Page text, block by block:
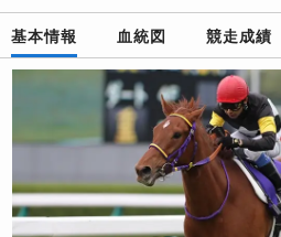
基本情報 血統図 競走成績